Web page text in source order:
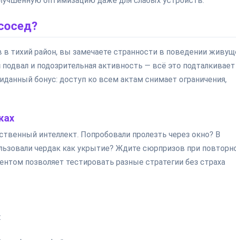
тихий район, вы замечаете странности в поведении
и подозрительная активность — всё это
бонус: доступ ко всем актам снимает ограничения,
интеллект. Попробовали пролезть через окно? В
чердак как укрытие? Ждите сюрпризов при
позволяет тестировать разные стратегии без страха